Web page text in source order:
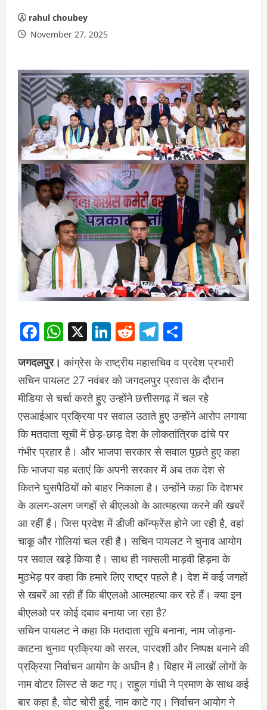
rahul choubey
November 27, 2025
Facebook
WhatsApp
X LinkedIn
RedditTelegram
जगदलपुर। कांग्रेस के राष्ट्रीय महासचिव व प्रदेश प्रभारी
सचिन पायलट 27 नवंबर को जगदलपुर प्रवास के दौरान
मीडिया से चर्चा करते हुए उन्होंने छत्तीसगढ़ में चल रहे
एसआईआर प्रक्रिया पर सवाल उठाते हुए उन्होंने आरोप लगाया
कि मतदाता सूची में छेड़-छाड़ देश के लोकतांत्रिक ढांचे पर
गंभीर प्रहार है। और भाजपा सरकार से सवाल पूछते हुए कहा
कि भाजपा यह बताएं कि अपनी सरकार में अब तक देश से
कितने घुसपैठियों को बाहर निकाला है। उन्होंने कहा कि देशभर
के अलग-अलग जगहों से बीएलओ के आत्महत्या करने की खबरें
आ रहीं हैं। जिस प्रदेश में डीजी कॉन्फ्रेंस होने जा रही है, वहां
चाकू और गोलियां चल रही है। सचिन पायलट ने चुनाव आयोग
पर सवाल खड़े किया है। साथ ही नक्सली माड़वी हिड़मा के
मुठभेड़ पर कहा कि हमारे लिए राष्ट्र पहले है। देश में कई जगहों
से खबरें आ रही हैं कि बीएलओ आत्महत्या कर रहे हैं। क्या इन
बीएलओ पर कोई दबाव बनाया जा रहा है?
सचिन पायलट ने कहा कि मतदाता सूचि बनाना, नाम जोड़ना-
काटना चुनाव प्रक्रिया को सरल, पारदर्शी और निष्पक्ष बनाने की
प्रक्रिया निर्वाचन आयोग के अधीन है। बिहार में लाखों लोगों के
नाम वोटर लिस्ट से कट गए। राहुल गांधी ने प्रमाण के साथ कई
बार कहा है, वोट चोरी हुई, नाम काटे गए। निर्वाचन आयोग ने